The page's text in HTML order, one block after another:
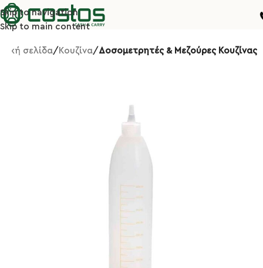
Skip to navigation
Skip to main content
σελίδα Κουζίνα Δοσομετρητές & Μεζούρες Κουζίνας